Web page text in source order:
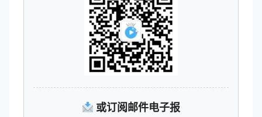
或订阅邮件电子报